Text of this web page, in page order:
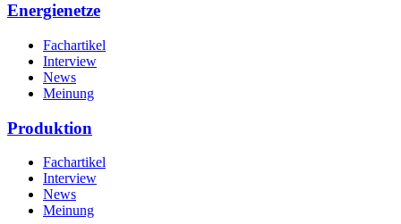
Energienetze
Fachartikel
Interview
News
Meinung
Produktion
Fachartikel
Interview
News
Meinung